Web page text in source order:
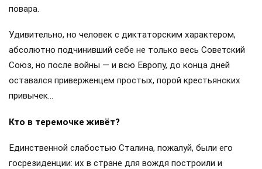
повара.
Удивительно, но человек с диктаторским характером,
абсолютно подчинивший себе не только весь Советский
Союз, но после войны — и всю Европу, до конца дней
оставался приверженцем простых, порой крестьянских
привычек…
Кто в теремочке живёт?
Единственной слабостью Сталина, пожалуй, были его
госрезиденции: их в стране для вождя построили и